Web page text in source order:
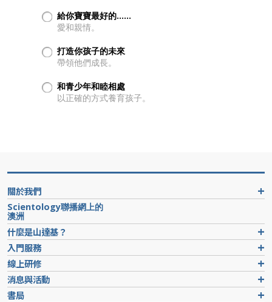
給你寶寶最好的……
愛和親情。
打造你孩子的未來
帶領他們成長。
和青少年和睦相處
以正確的方式養育孩子。
關於我們
Scientology聯播網上的
澳洲
什麼是山達基？
入門服務
線上研修
消息與活動
書局